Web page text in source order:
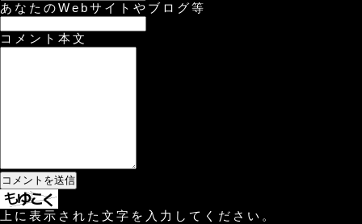
あなたのWebサイトやブログ等
コメント本文
上に表示された文字を入力してください。